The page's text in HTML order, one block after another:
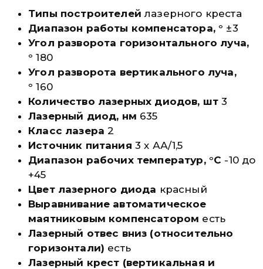
Типы построителей лазерного креста
Диапазон работы компенсатора, ° ±3
Угол разворота горизонтального луча,
° 180
Угол разворота вертикального луча,
° 160
Количество лазерных диодов, шт 3
Лазерный диод, нм 635
Класс лазера 2
Источник питания 3 х АА/1,5
Диапазон рабочих температур, °С -10 до
+45
Цвет лазерного диода красный
Выравнивание автоматическое
маятниковым компенсатором есть
Лазерный отвес вниз (относительно
горизонтали) есть
Лазерный крест (вертикальная и